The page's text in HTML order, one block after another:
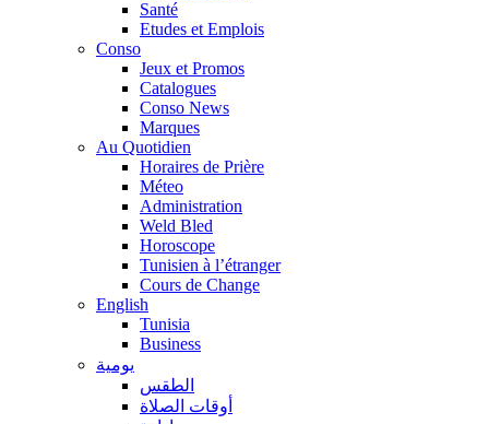
Santé
Etudes et Emplois
Conso
Jeux et Promos
Catalogues
Conso News
Marques
Au Quotidien
Horaires de Prière
Méteo
Administration
Weld Bled
Horoscope
Tunisien à l’étranger
Cours de Change
English
Tunisia
Business
يومية
الطقس
أوقات الصلاة